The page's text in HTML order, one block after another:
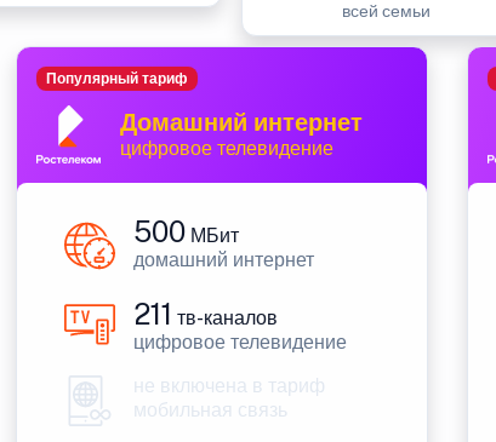
всей семьи
Домашний интернет
цифровое телевидение
Популярный тариф
500 МБит
домашний интернет
211 тв-каналов
цифровое телевидение
не включена в тариф
мобильная связь